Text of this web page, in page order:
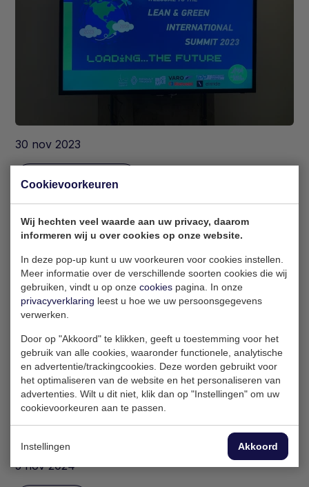
30 nov 2023
Verduurzaming
5 nov 2024
Cookievoorkeuren
Wij hechten veel waarde aan uw privacy, daarom
informeren wij u over cookies op onze website.
In deze pop-up kunt u uw voorkeuren voor cookies instellen.
Meer informatie over de verschillende soorten cookies die wij
gebruiken, vindt u op onze cookies pagina. In onze
privacyverklaring leest u hoe we uw persoonsgegevens
verwerken.
Door op "Akkoord" te klikken, geeft u toestemming voor het
gebruik van alle cookies, waaronder functionele, analytische
en advertentie/trackingcookies. Deze worden gebruikt voor
het optimaliseren van de website en het personaliseren van
advertenties. Wilt u dit niet, klik dan op "Instellingen" om uw
cookievoorkeuren aan te passen.
Instellingen Akkoord